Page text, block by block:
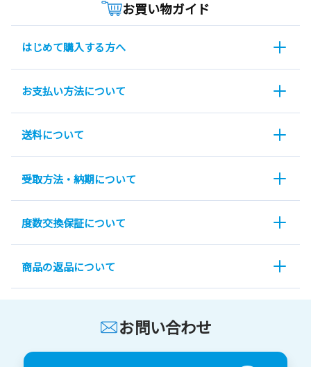
お買い物ガイド
はじめて購入する方へ
お支払い方法について
送料について
受取方法・納期について
度数交換保証について
商品の返品について
お問い合わせ